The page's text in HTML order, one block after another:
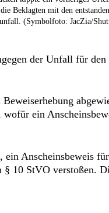
Beklagten mit den
(Symbolfoto: JacZia/
der Unfall für den
ein
Anscheinsbeweis
§ 10 StVO verstoßen.